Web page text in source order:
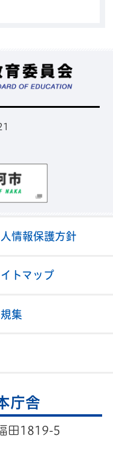
情報保護方針
トマップ
集
庁舎
田1819-5